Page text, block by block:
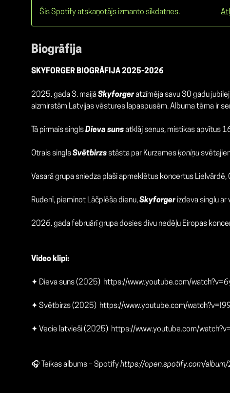
Šis Spotify atskaņotājs izmanto sīkdatnes.
Biogrāfija
SKYFORGER BIOGRĀFIJA 2025-2026
2025. gada 3. maijāSkyforgeratzīmēja savu 30 gadu
aizmirstām Latvijas vēstures lapaspusēm. Albuma tēma ir
Tā pirmais singlsDieva sunsatklāj senus, mistikas apvītus
Otrais singlsSvētbirzs stāsta par Kurzemesķoniņu
Vasarā grupa sniedza plaši apmeklētus koncertus
Rudenī, pieminot Lāčplēša dienu,Skyforger izdeva singlu ar
2026. gada februārī grupa dosies divu nedēļu Eiropas
Video klipi:
✦ Dieva suns (2025) https://www.youtube.com/
✦ Svētbirzs (2025) https://www.youtube.com/
✦ Vecie latvieši (2025) https://www.youtube.com/
🎧 Teikas albums – Spotifyhttps://open.spotify.com/album/